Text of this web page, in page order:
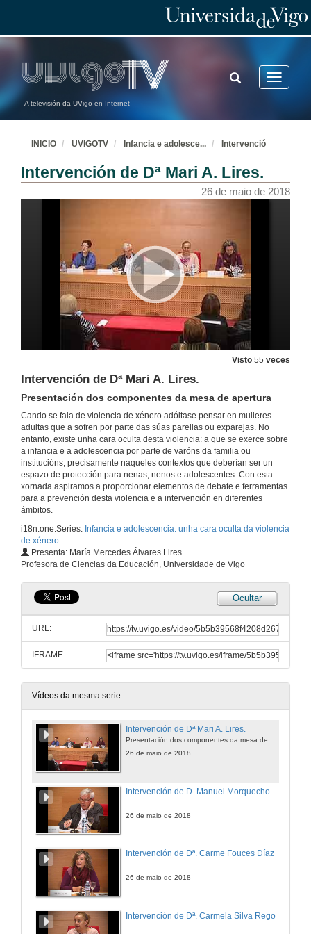
A televisión da UVigo en Internet
Toggle
TOGGLE
SEARCH
INICIO UVIGOTV Infancia e adolesce... Intervenció
Intervención de Dª Mari A. Lires.
26 de maio de 2018
Visto 55 veces
Intervención de Dª Mari A. Lires.
Presentación dos componentes da mesa de apertura
Cando se fala de violencia de xénero adóitase pensar en mulleres
adultas que a sofren por parte das súas parellas ou exparejas. No
entanto, existe unha cara oculta desta violencia: a que se exerce sobre
a infancia e a adolescencia por parte de varóns da familia ou
institucións, precisamente naqueles contextos que deberían ser un
espazo de protección para nenas, nenos e adolescentes. Con esta
xornada aspiramos a proporcionar elementos de debate e ferramentas
para a prevención desta violencia e a intervención en diferentes
ámbitos.
i18n.one.Series: Infancia e adolescencia: unha cara oculta da violencia
de xénero
Presenta: María Mercedes Álvares Lires
Profesora de Ciencias da Educación, Universidade de Vigo
Ocultar
URL:
IFRAME:
Vídeos da mesma serie
Intervención de Dª Mari A. Lires.
26 de maio de 2018
26 de maio de 2018
Intervención de Dª. Carme Fouces Díaz
26 de maio de 2018
Intervención de Dª. Carmela Silva Rego